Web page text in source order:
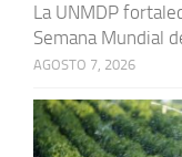
La UNMDP
Semana Mundial
AGOSTO 7, 2026